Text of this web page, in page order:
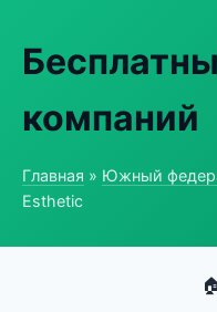
компаний
Главная » Южный
Esthetic